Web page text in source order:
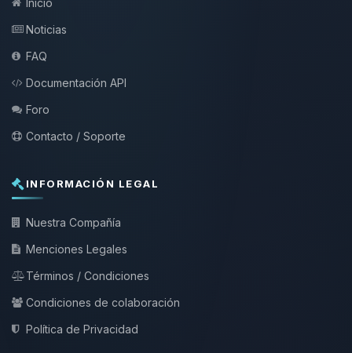
Noticias
FAQ
Documentación API
Foro
Contacto / Soporte
INFORMACIÓN LEGAL
Nuestra Compañía
Menciones Legales
Términos / Condiciones
Condiciones de colaboración
Política de Privacidad